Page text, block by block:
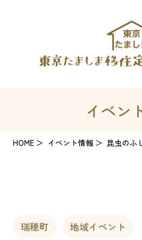
イベン
HOME イベント情報 昆虫のふ
瑞穂町 地域イベント